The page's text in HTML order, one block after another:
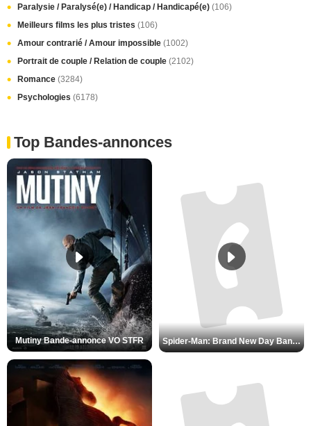
Paralysie / Paralysé(e) / Handicap / Handicapé(e) (106)
Meilleurs films les plus tristes (106)
Amour contrarié / Amour impossible (1002)
Portrait de couple / Relation de couple (2102)
Romance (3284)
Psychologies (6178)
Top Bandes-annonces
Mutiny Bande-annonce VO STFR Spider-Man: Brand New Day Bande-annonce VO STFR